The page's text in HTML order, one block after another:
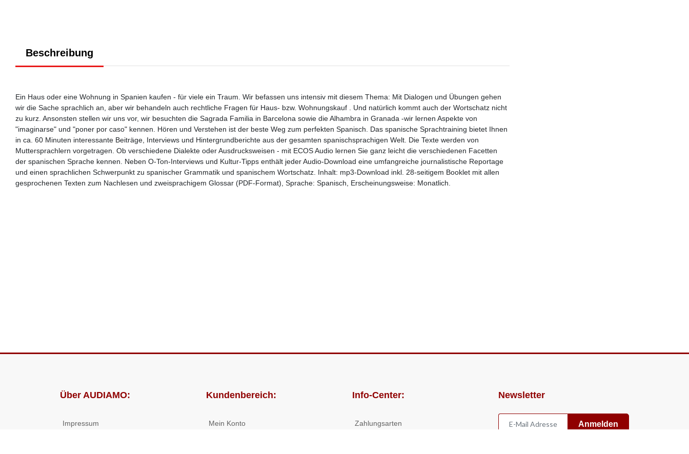
Beschreibung
Ein Haus oder eine Wohnung in Spanien kaufen - für viele ein Traum. Wir befassen uns intensiv mit diesem Thema: Mit Dialogen und Übungen gehen
wir die Sache sprachlich an, aber wir behandeln auch rechtliche Fragen für Haus- bzw. Wohnungskauf . Und natürlich kommt auch der Wortschatz nicht
zu kurz. Ansonsten stellen wir uns vor, wir besuchten die Sagrada Familia in Barcelona sowie die Alhambra in Granada -wir lernen Aspekte von
"imaginarse" und "poner por caso" kennen. Hören und Verstehen ist der beste Weg zum perfekten Spanisch. Das spanische Sprachtraining bietet Ihnen
in ca. 60 Minuten interessante Beiträge, Interviews und Hintergrundberichte aus der gesamten spanischsprachigen Welt. Die Texte werden von
Muttersprachlern vorgetragen. Ob verschiedene Dialekte oder Ausdrucksweisen - mit ECOS Audio lernen Sie ganz leicht die verschiedenen Facetten
der spanischen Sprache kennen. Neben O-Ton-Interviews und Kultur-Tipps enthält jeder Audio-Download eine umfangreiche journalistische Reportage
und einen sprachlichen Schwerpunkt zu spanischer Grammatik und spanischem Wortschatz. Inhalt: mp3-Download inkl. 28-seitigem Booklet mit allen
gesprochenen Texten zum Nachlesen und zweisprachigem Glossar (PDF-Format), Sprache: Spanisch, Erscheinungsweise: Monatlich.
Über AUDIAMO:
Impressum
Kundenbereich:
Mein Konto
Info-Center:
Zahlungsarten
Newsletter
Anmelden